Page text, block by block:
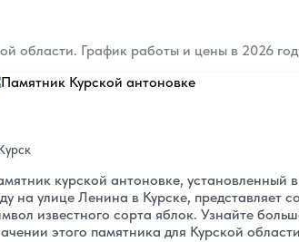
области. График работы и цены в 2026
Курской антоновке
курской антоновке, установленный
на улице Ленина в Курске, представляет
известного сорта яблок. Узнайте
этого памятника для Курской